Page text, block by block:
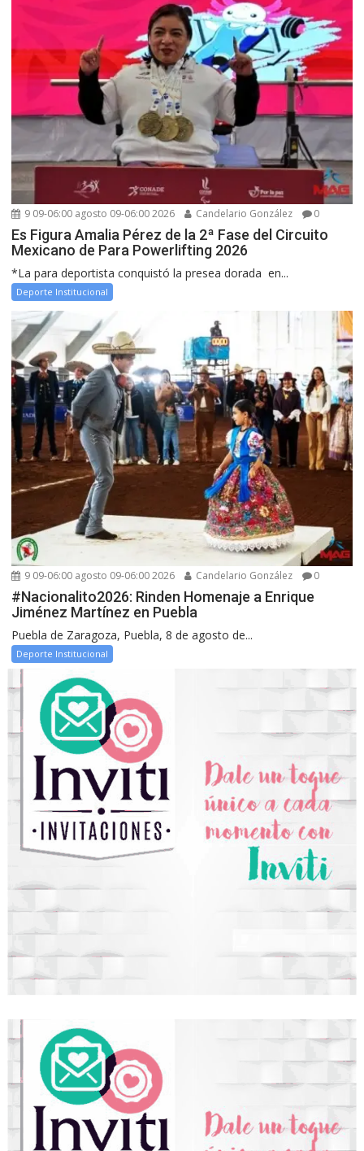
9 09-06:00 agosto 09-06:00 2026 Candelario González 0
Es Figura Amalia Pérez de la 2ª Fase del Circuito
Mexicano de Para Powerlifting 2026
*La para deportista conquistó la presea dorada en...
Deporte Institucional
9 09-06:00 agosto 09-06:00 2026 Candelario González 0
#Nacionalito2026: Rinden Homenaje a Enrique
Jiménez Martínez en Puebla
Puebla de Zaragoza, Puebla, 8 de agosto de...
Deporte Institucional